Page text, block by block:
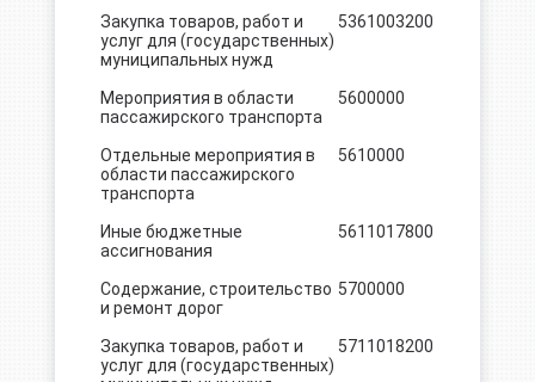
Закупка товаров, работ и
услуг для (государственных)
муниципальных нужд
5361003200
Мероприятия в области
пассажирского транспорта
5600000
Отдельные мероприятия в
области пассажирского
транспорта
5610000
Иные бюджетные
ассигнования
5611017800
Содержание, строительство
и ремонт дорог
5700000
Закупка товаров, работ и
услуг для (государственных)
5711018200